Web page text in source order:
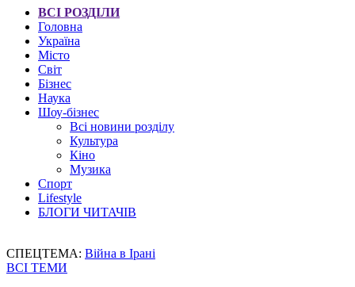
ВСІ РОЗДІЛИ
Головна
Україна
Місто
Світ
Бізнес
Наука
Шоу-бізнес
Всі новини розділу
Культура
Кіно
Музика
Спорт
Lifestyle
БЛОГИ ЧИТАЧІВ
СПЕЦТЕМА: Війна в Ірані
ВСІ ТЕМИ